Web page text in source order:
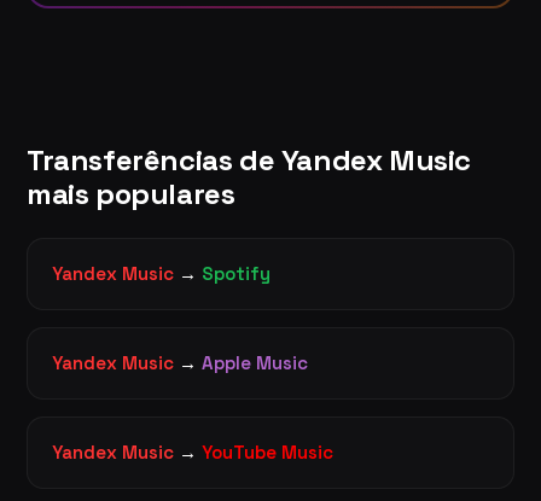
Transferências de Yandex Music
mais populares
Yandex Music → Spotify
Yandex Music → Apple Music
Yandex Music → YouTube Music